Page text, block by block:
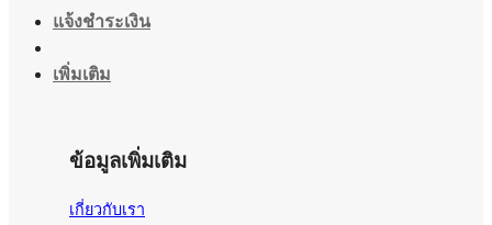
แจ้งชำระเงิน
เพิ่มเติม
ข้อมูลเพิ่มเติม
เกี่ยวกับเรา